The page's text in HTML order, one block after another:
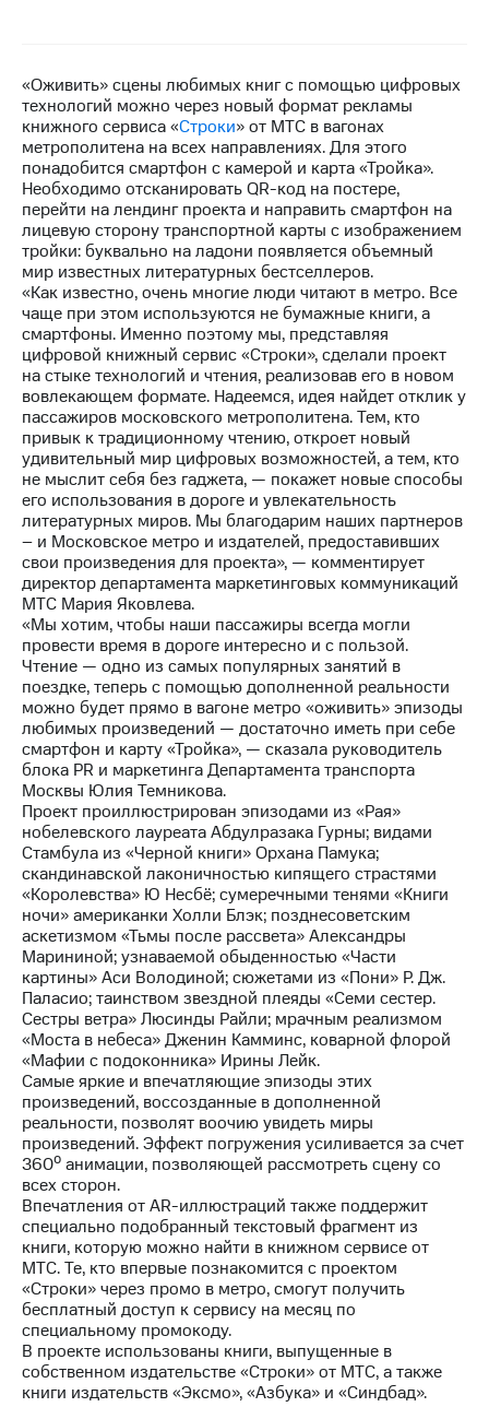
Контакты
Новости
в
регионе
и акционерам
Корпоративное
управление
Корпоративный
секретарь
Раскрытие
информации
Информация
акционерам
Документы
ПАО
"МТС"
Собрания
акционеров
Личный
кабинет
акционера
Акционерный
капитал
Контроль
и
аудит
Рынок
акций
Описание
Программа
приобретения
Порядок
выкупа
акций
Дивиденды
Рынок
облигаций
Описание
Еврооблигации-2023
Уведомление
о
погашении
именных
облигаций
Другое
Регистратор
Реквизиты
Контакты
развитие
деловая этика
На главную
«Оживить» сцены любимых книг с помощью цифровых
технологий можно через новый формат рекламы
книжного сервиса «Строки» от МТС в вагонах
метрополитена на всех направлениях. Для этого
понадобится смартфон с камерой и карта «Тройка».
Необходимо отсканировать QR-код на постере,
перейти на лендинг проекта и направить смартфон на
лицевую сторону транспортной карты с изображением
тройки: буквально на ладони появляется объемный
мир известных литературных бестселлеров.
«Как известно, очень многие люди читают в метро. Все
чаще при этом используются не бумажные книги, а
смартфоны. Именно поэтому мы, представляя
цифровой книжный сервис «Строки», сделали проект
на стыке технологий и чтения, реализовав его в новом
вовлекающем формате. Надеемся, идея найдет отклик у
пассажиров московского метрополитена. Тем, кто
привык к традиционному чтению, откроет новый
удивительный мир цифровых возможностей, а тем, кто
не мыслит себя без гаджета, — покажет новые способы
его использования в дороге и увлекательность
литературных миров. Мы благодарим наших партнеров
– и Московское метро и издателей, предоставивших
свои произведения для проекта», — комментирует
директор департамента маркетинговых коммуникаций
МТС Мария Яковлева.
«Мы хотим, чтобы наши пассажиры всегда могли
провести время в дороге интересно и с пользой.
Чтение — одно из самых популярных занятий в
поездке, теперь с помощью дополненной реальности
можно будет прямо в вагоне метро «оживить» эпизоды
любимых произведений — достаточно иметь при себе
смартфон и карту «Тройка», — сказала руководитель
блока PR и маркетинга Департамента транспорта
Москвы Юлия Темникова.
Проект проиллюстрирован эпизодами из «Рая»
нобелевского лауреата Абдулразака Гурны; видами
Стамбула из «Черной книги» Орхана Памука;
скандинавской лаконичностью кипящего страстями
«Королевства» Ю Несбё; сумеречными тенями «Книги
ночи» американки Холли Блэк; позднесоветским
аскетизмом «Тьмы после рассвета» Александры
Марининой; узнаваемой обыденностью «Части
картины» Аси Володиной; сюжетами из «Пони» Р. Дж.
Паласио; таинством звездной плеяды «Семи сестер.
Сестры ветра» Люсинды Райли; мрачным реализмом
«Моста в небеса» Дженин Камминс, коварной флорой
«Мафии с подоконника» Ирины Лейк.
Самые яркие и впечатляющие эпизоды этих
произведений, воссозданные в дополненной
реальности, позволят воочию увидеть миры
произведений. Эффект погружения усиливается за счет
360⁰ анимации, позволяющей рассмотреть сцену со
всех сторон.
Впечатления от AR-иллюстраций также поддержит
специально подобранный текстовый фрагмент из
книги, которую можно найти в книжном сервисе от
МТС. Те, кто впервые познакомится с проектом
«Строки» через промо в метро, смогут получить
бесплатный доступ к сервису на месяц по
специальному промокоду.
В проекте использованы книги, выпущенные в
собственном издательстве «Строки» от МТС, а также
книги издательств «Эксмо», «Азбука» и «Синдбад».